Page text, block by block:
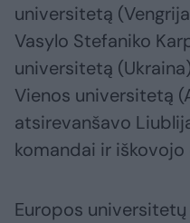
universitetą
Vasylo Stefaniko
universitetą
Vienos universitetą
atsirevanšavo
komandai ir
Europos